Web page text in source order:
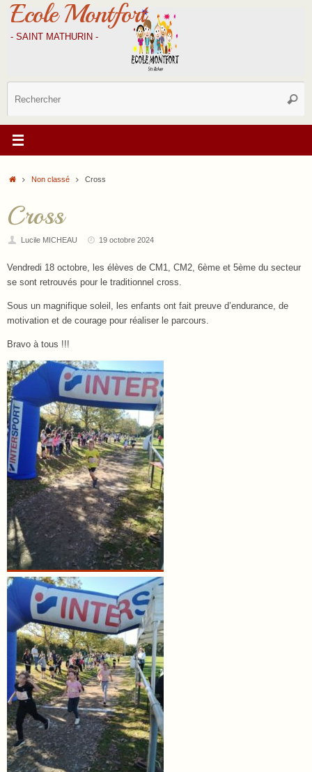
Passer
contenu
Ecole Montfort
- SAINT MATHURIN -
AccueilNon classé Cross
Cross
Lucile MICHEAU 19 octobre 2024
Vendredi 18 octobre, les élèves de CM1, CM2, 6ème et 5ème du secteur
se sont retrouvés pour le traditionnel cross.
Sous un magnifique soleil, les enfants ont fait preuve d’endurance, de
motivation et de courage pour réaliser le parcours.
Bravo à tous !!!